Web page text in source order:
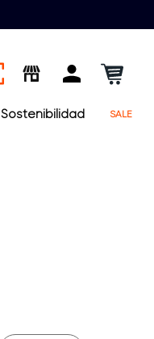
Sostenibilidad SALE